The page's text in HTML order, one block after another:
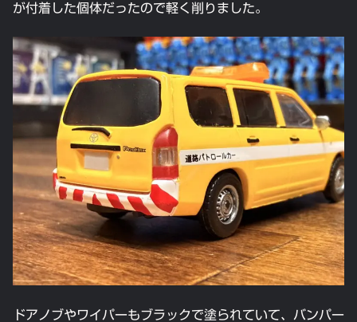
が付着した個体だったので軽く削りました。
ドアノブやワイパーもブラックで塗られていて、バンパー